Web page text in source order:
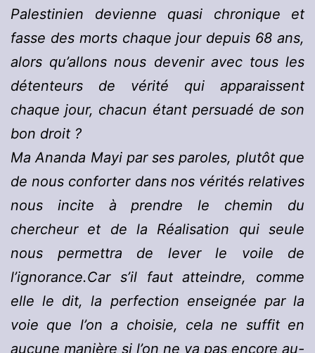
Palestinien devienne quasi chronique et
fasse des morts chaque jour depuis 68 ans,
alors qu’allons nous devenir avec tous les
détenteurs de vérité qui apparaissent
chaque jour, chacun étant persuadé de son
bon droit ?
Ma Ananda Mayi par ses paroles, plutôt que
de nous conforter dans nos vérités relatives
nous incite à prendre le chemin du
chercheur et de la Réalisation qui seule
nous permettra de lever le voile de
l’ignorance.Car s’il faut atteindre, comme
elle le dit, la perfection enseignée par la
voie que l’on a choisie, cela ne suffit en
aucune manière si l’on ne va pas encore au-